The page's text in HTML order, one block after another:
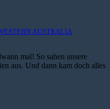
AUSTRALIA
mal! So sahen unsere
aus. Und dann kam doch alles